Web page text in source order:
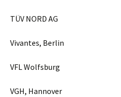
TÜV NORD AG
Vivantes, Berlin
VFL Wolfsburg
VGH, Hannover